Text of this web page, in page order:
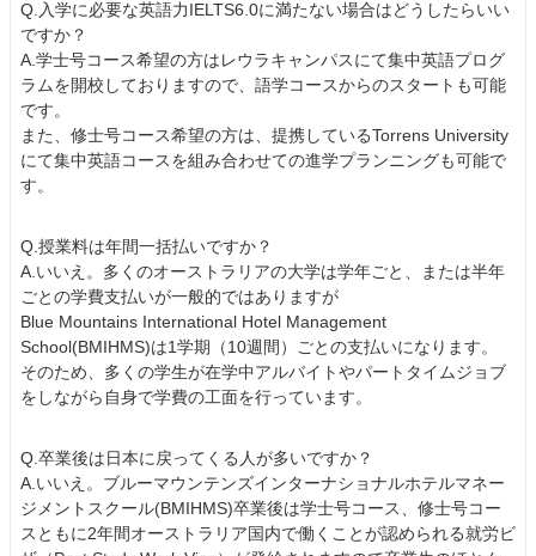
Q.入学に必要な英語力IELTS6.0に満たない場合はどうしたらいい
ですか？
A.学士号コース希望の方はレウラキャンパスにて集中英語プログ
ラムを開校しておりますので、語学コースからのスタートも可能
です。
また、修士号コース希望の方は、提携しているTorrens University
にて集中英語コースを組み合わせての進学プランニングも可能で
す。
Q.授業料は年間一括払いですか？
A.いいえ。多くのオーストラリアの大学は学年ごと、または半年
ごとの学費支払いが一般的ではありますが
Blue Mountains International Hotel Management
School(BMIHMS)は1学期（10週間）ごとの支払いになります。
そのため、多くの学生が在学中アルバイトやパートタイムジョブ
をしながら自身で学費の工面を行っています。
Q.卒業後は日本に戻ってくる人が多いですか？
A.いいえ。ブルーマウンテンズインターナショナルホテルマネー
ジメントスクール(BMIHMS)卒業後は学士号コース、修士号コー
スともに2年間オーストラリア国内で働くことが認められる就労ビ